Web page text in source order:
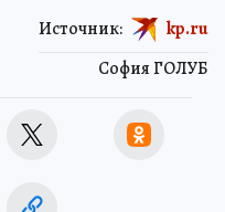
София ГОЛУБ
Источник: kp.ru